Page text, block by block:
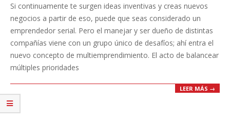
23
Si continuamente te surgen ideas inventivas y creas nuevos
negocios a partir de eso, puede que seas considerado un
emprendedor serial. Pero el manejar y ser dueño de distintas
compañías viene con un grupo único de desafíos; ahí entra el
nuevo concepto de multiemprendimiento. El acto de balancear
múltiples prioridades
LEER MÁS →